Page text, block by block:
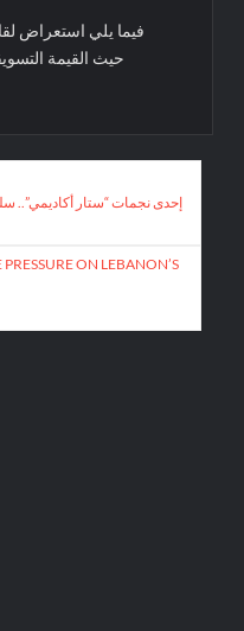
فيما يلي استعراض
حيث القيمة
إحدى نجمات “ستار أكاديمي”..
ON LEBANON’S